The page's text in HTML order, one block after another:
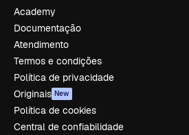
Academy
Documentação
Atendimento
Termos e condições
Política de privacidade
Originais New
Política de cookies
Central de confiabilidade